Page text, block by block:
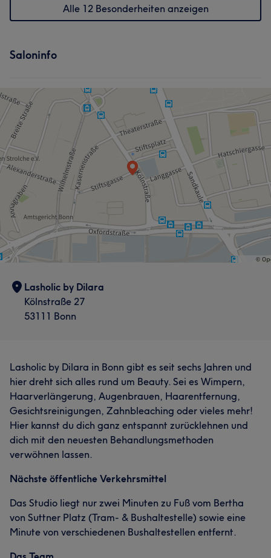
Was unsere Kunden über Dilara sagen
Sympathisch 7 Freundlich 5 Herzlich 5
Alle 12 Besonderheiten anzeigen
Saloninfo
Lasholic by Dilara
Kölnstraße 27
53111 Bonn
Lasholic by Dilara in Bonn gibt es seit sechs Jahren und
hier dreht sich alles rund um Beauty. Sei es Wimpern,
Haarverlängerung, Augenbrauen, Haarentfernung,
Gesichtsreinigungen, Zahnbleaching oder vieles mehr!
Hier kannst du dich ganz entspannt zurücklehnen und
dich mit den neuesten Behandlungsmethoden
verwöhnen lassen.
Nächste öffentliche Verkehrsmittel
Das Studio liegt nur zwei Minuten zu Fuß vom Bertha
von Suttner Platz (Tram- & Bushaltestelle) sowie eine
Minute von verschiedenen Bushaltestellen entfernt.